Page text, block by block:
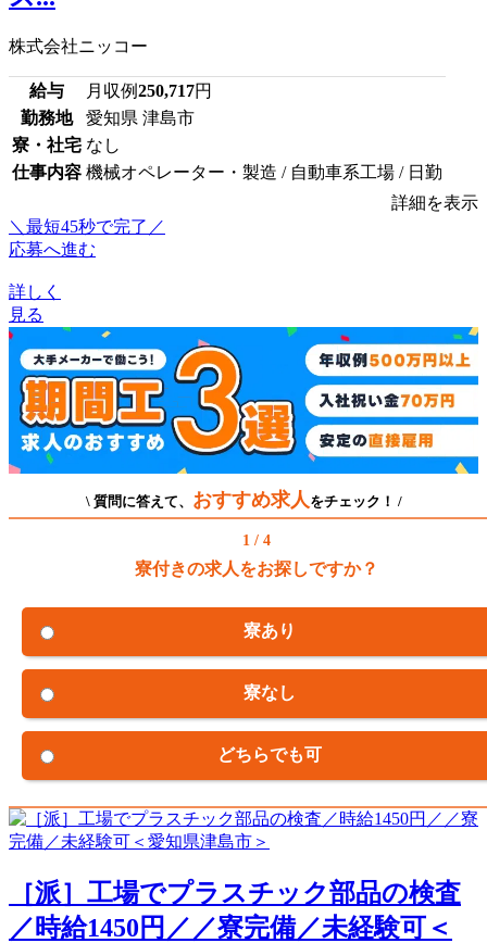
株式会社ニッコー
給与 月収例250,717円
勤務地
愛知県 津島市
寮・社宅 なし
仕事内容 機械オペレーター・製造 / 自動車系工場 / 日勤
詳細を表示
＼最短45秒で完了／
応募へ進む
詳しく
見る
\ 質問に答えて、 おすすめ求人 をチェック！ /
1 / 4
寮付きの求人をお探しですか？
寮あり
寮なし
どちらでも可
［派］工場でプラスチック部品の検査
／時給1450円／／寮完備／未経験可＜